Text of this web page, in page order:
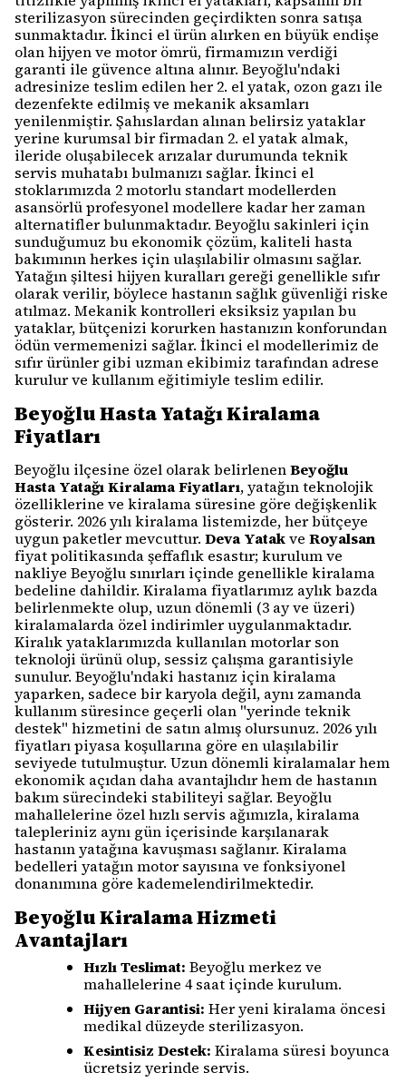
sterilizasyon sürecinden geçirdikten sonra satışa
sunmaktadır. İkinci el ürün alırken en büyük endişe
olan hijyen ve motor ömrü, firmamızın verdiği
garanti ile güvence altına alınır. Beyoğlu'ndaki
adresinize teslim edilen her 2. el yatak, ozon gazı ile
dezenfekte edilmiş ve mekanik aksamları
yenilenmiştir. Şahıslardan alınan belirsiz yataklar
yerine kurumsal bir firmadan 2. el yatak almak,
ileride oluşabilecek arızalar durumunda teknik
servis muhatabı bulmanızı sağlar. İkinci el
stoklarımızda 2 motorlu standart modellerden
asansörlü profesyonel modellere kadar her zaman
alternatifler bulunmaktadır. Beyoğlu sakinleri için
sunduğumuz bu ekonomik çözüm, kaliteli hasta
bakımının herkes için ulaşılabilir olmasını sağlar.
Yatağın şiltesi hijyen kuralları gereği genellikle sıfır
olarak verilir, böylece hastanın sağlık güvenliği riske
atılmaz. Mekanik kontrolleri eksiksiz yapılan bu
yataklar, bütçenizi korurken hastanızın konforundan
ödün vermemenizi sağlar. İkinci el modellerimiz de
sıfır ürünler gibi uzman ekibimiz tarafından adrese
kurulur ve kullanım eğitimiyle teslim edilir.
Beyoğlu Hasta Yatağı Kiralama
Fiyatları
Beyoğlu ilçesine özel olarak belirlenenBeyoğlu
Hasta Yatağı Kiralama Fiyatları, yatağın teknolojik
özelliklerine ve kiralama süresine göre değişkenlik
gösterir. 2026 yılı kiralama listemizde, her bütçeye
uygun paketler mevcuttur. Deva Yatakve Royalsan
fiyat politikasında şeffaflık esastır; kurulum ve
nakliye Beyoğlu sınırları içinde genellikle kiralama
bedeline dahildir. Kiralama fiyatlarımız aylık bazda
belirlenmekte olup, uzun dönemli (3 ay ve üzeri)
kiralamalarda özel indirimler uygulanmaktadır.
Kiralık yataklarımızda kullanılan motorlar son
teknoloji ürünü olup, sessiz çalışma garantisiyle
sunulur. Beyoğlu'ndaki hastanız için kiralama
yaparken, sadece bir karyola değil, aynı zamanda
kullanım süresince geçerli olan "yerinde teknik
destek" hizmetini de satın almış olursunuz. 2026 yılı
fiyatları piyasa koşullarına göre en ulaşılabilir
seviyede tutulmuştur. Uzun dönemli kiralamalar hem
ekonomik açıdan daha avantajlıdır hem de hastanın
bakım sürecindeki stabiliteyi sağlar. Beyoğlu
mahallelerine özel hızlı servis ağımızla, kiralama
talepleriniz aynı gün içerisinde karşılanarak
hastanın yatağına kavuşması sağlanır. Kiralama
bedelleri yatağın motor sayısına ve fonksiyonel
donanımına göre kademelendirilmektedir.
Beyoğlu Kiralama Hizmeti
Avantajları
Hızlı Teslimat: Beyoğlu merkez ve
mahallelerine 4 saat içinde kurulum.
Hijyen Garantisi: Her yeni kiralama öncesi
medikal düzeyde sterilizasyon.
Kesintisiz Destek: Kiralama süresi boyunca
ücretsiz yerinde servis.